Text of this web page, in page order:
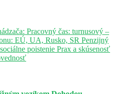
Pracovný čas: turnusový –
EÚ, UA, Rusko, SR Penzijný
poistenie Prax a skúsenosť